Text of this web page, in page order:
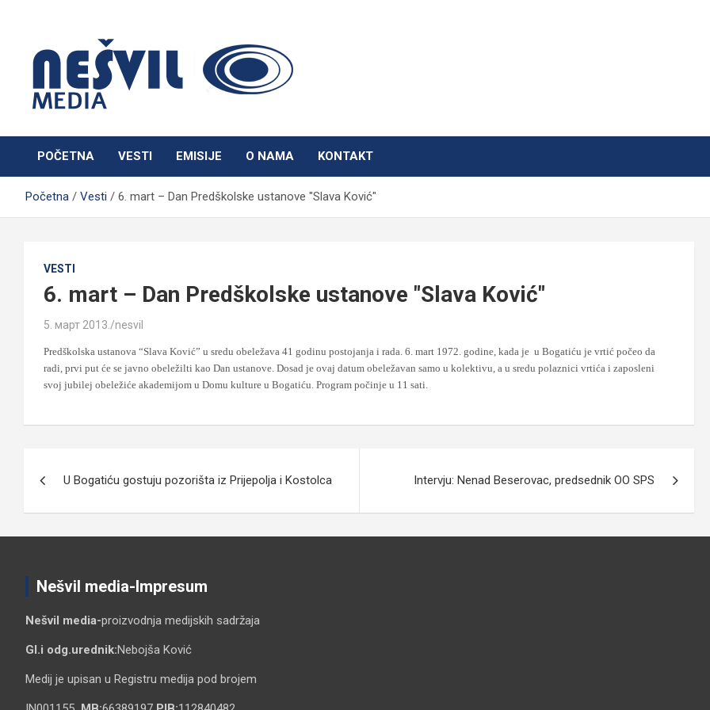
Nešvil Media Bogatić
POČETNA VESTI EMISIJE O NAMA KONTAKT
Početna Vesti 6. mart – Dan Predškolske ustanove "Slava Ković"
VESTI
6. mart – Dan Predškolske ustanove "Slava Ković"
5. март 2013. nesvil
Predškolska ustanova “Slava Ković” u sredu obeležava 41 godinu postojanja i rada. 6. mart 1972. godine, kada je u Bogatiću je vrtić počeo da
radi, prvi put će se javno obeležilti kao Dan ustanove. Dosad je ovaj datum obeležavan samo u kolektivu, a u sredu polaznici vrtića i zaposleni
svoj jubilej obeležiće akademijom u Domu kulture u Bogatiću. Program počinje u 11 sati.
чланка
U Bogatiću gostuju pozorišta iz Prijepolja i Kostolca Intervju: Nenad Beserovac, predsednik OO SPS
Nešvil media-Impresum
Nešvil media-proizvodnja medijskih sadržaja
Gl.i odg.urednik:Nebojša Ković
Medij je upisan u Registru medija pod brojem